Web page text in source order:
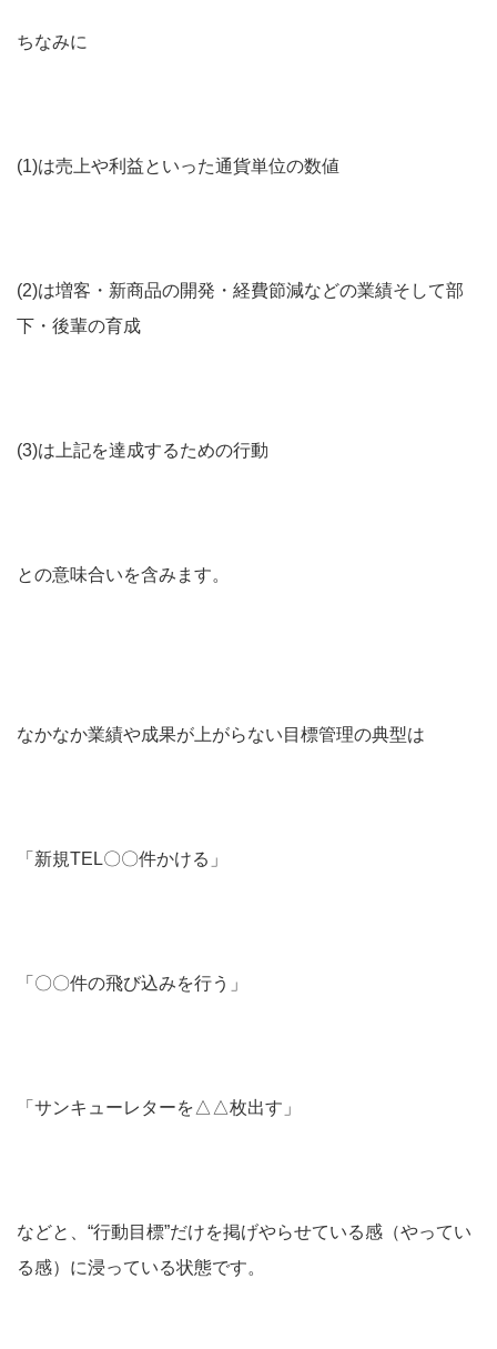
ちなみに
(1)は売上や利益といった通貨単位の数値
(2)は増客・新商品の開発・経費節減などの業績そして部
下・後輩の育成
(3)は上記を達成するための行動
との意味合いを含みます。
なかなか業績や成果が上がらない目標管理の典型は
「新規TEL〇〇件かける」
「〇〇件の飛び込みを行う」
「サンキューレターを△△枚出す」
などと、“行動目標”だけを掲げやらせている感（やってい
る感）に浸っている状態です。